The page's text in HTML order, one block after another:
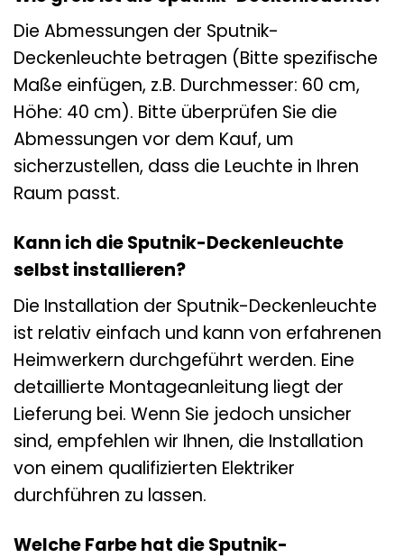
Die Abmessungen der Sputnik-
Deckenleuchte betragen (Bitte spezifische
Maße einfügen, z.B. Durchmesser: 60 cm,
Höhe: 40 cm). Bitte überprüfen Sie die
Abmessungen vor dem Kauf, um
sicherzustellen, dass die Leuchte in Ihren
Raum passt.
Kann ich die Sputnik-Deckenleuchte
selbst installieren?
Die Installation der Sputnik-Deckenleuchte
ist relativ einfach und kann von erfahrenen
Heimwerkern durchgeführt werden. Eine
detaillierte Montageanleitung liegt der
Lieferung bei. Wenn Sie jedoch unsicher
sind, empfehlen wir Ihnen, die Installation
von einem qualifizierten Elektriker
durchführen zu lassen.
Welche Farbe hat die Sputnik-